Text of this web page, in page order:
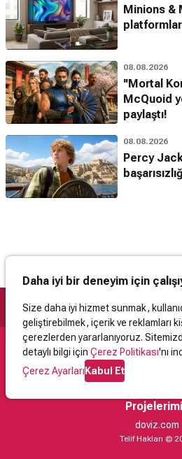
Minions &
08.08.2026
''Mortal
McQuoid
paylaştı!
08.08.2026
Percy
Daha iyi bir deneyim için
Size daha iyi hizmet sunmak,
geliştirebilmek, içerik ve reklamları
çerezlerden yararlanıyoruz.
detaylı bilgi için Çerez Politikası'nı
Çerez AyarlarıKabul Et
Destek
İletişimYardımKullanıcı
doviz.com
Telif Hakları ©